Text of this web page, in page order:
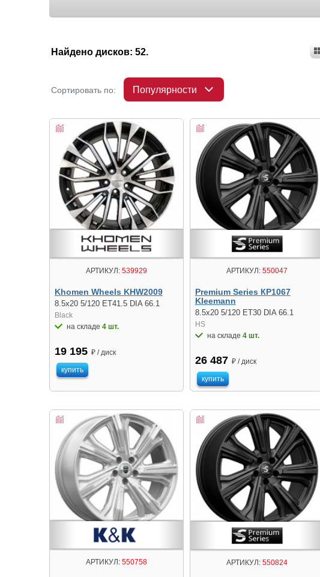
Найдено дисков: 52.
Сортировать по: Популярности
АРТИКУЛ:539929
Khomen Wheels KHW2009
8.5x20 5/120 ET41.5 DIA 66.1
Black
на складе 4 шт.
19 195 ₽ / диск
купить
АРТИКУЛ:550047
Premium Series КР1067
Kleemann
8.5x20 5/120 ET30 DIA 66.1
HS
на складе 4 шт.
26 487 ₽ / диск
купить
АРТИКУЛ:550758 АРТИКУЛ:550824